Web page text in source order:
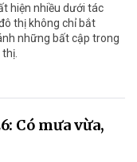
hiện nhiều dưới tác
thị không chỉ bắt
những bất cập trong
Có mưa vừa,